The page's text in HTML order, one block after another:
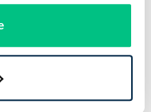
Ing.
B.